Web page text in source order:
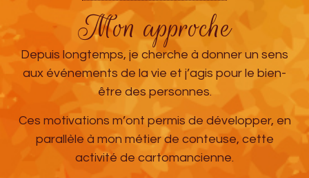
Mon approche
Depuis longtemps, je cherche à donner un sens
aux événements de la vie et j’agis pour le bien-
être des personnes.
Ces motivations m’ont permis de développer, en
parallèle à mon métier de conteuse, cette
activité de cartomancienne.